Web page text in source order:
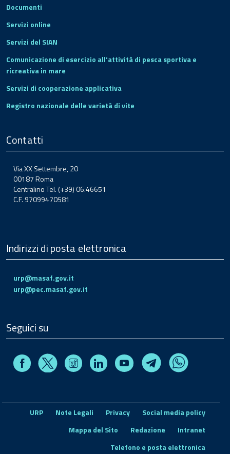
Documenti
Servizi online
Servizi del SIAN
Comunicazione di esercizio all'attività di pesca sportiva e
ricreativa in mare
Servizi di cooperazione applicativa
Registro nazionale delle varietà di vite
Contatti
Via XX Settembre, 20
00187 Roma
Centralino Tel. (+39) 06.46651
C.F. 97099470581
Indirizzi di posta elettronica
urp@masaf.gov.it
urp@pec.masaf.gov.it
Seguici su
FacebookX InstagramLinkedin Youtube TelegramWhatsapp
URP Note Legali Privacy
Social media policy
Mappa del Sito
Redazione
Intranet
Telefono e posta elettronica